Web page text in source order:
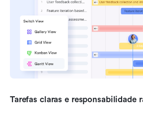
Tarefas claras e responsabilidade